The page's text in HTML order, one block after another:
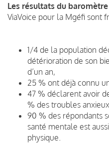
Les résultats du
ViaVoice pour la Mgéfi sont
1/4 de la population
détérioration de son
d’un an,
25 % ont déjà connu
47 % déclarent avoir
% des troubles
90 % des répondants
santé mentale est
physique.